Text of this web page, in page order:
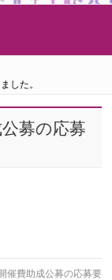
した。
募の応募
催費助成公募の応募要